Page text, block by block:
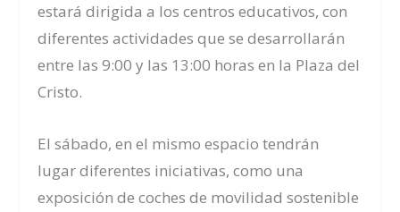
estará dirigida a los centros educativos, con
diferentes actividades que se desarrollarán
entre las 9:00 y las 13:00 horas en la Plaza del
Cristo.
El sábado,en el mismo espacio tendrán
lugardiferentes iniciativas, como una
exposición de coches de movilidad sostenible